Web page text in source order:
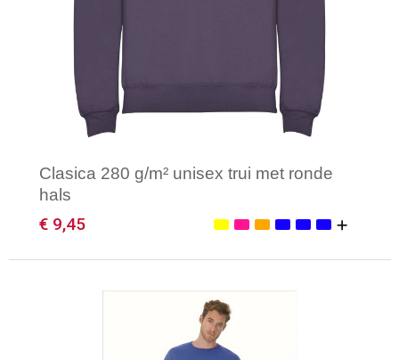
Clasica 280 g/m² unisex trui met ronde
hals
€ 9,45
Minimale afname: 1